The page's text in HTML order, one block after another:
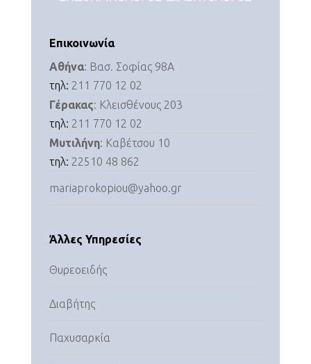
Επικοινωνία
Αθήνα: Βασ. Σοφίας 98Α
τηλ: 211 770 12 02
Γέρακας: Κλεισθένους 203
τηλ: 211 770 12 02
Μυτιλήνη: Καβέτσου 10
τηλ: 22510 48 862
mariaprokopiou@yahoo.gr
Άλλες Υπηρεσίες
Θυρεοειδής
Διαβήτης
Παχυσαρκία